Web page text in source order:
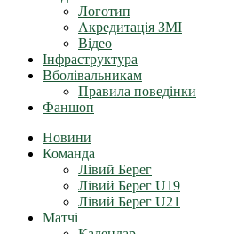
Логотип
Акредитація ЗМІ
Відео
Інфраструктура
Вболівальникам
Правила поведінки
Фаншоп
Новини
Команда
Лівий Берег
Лівий Берег U19
Лівий Берег U21
Матчі